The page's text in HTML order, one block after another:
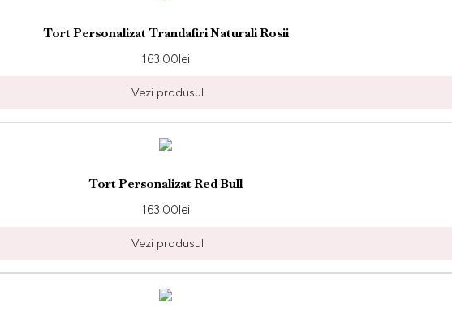
Tort Personalizat Trandafiri Naturali Rosii
163.00lei
Vezi produsul
Tort Personalizat Red Bull
163.00lei
Vezi produsul